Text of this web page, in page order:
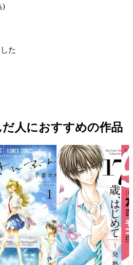
)
た
人におすすめの作品